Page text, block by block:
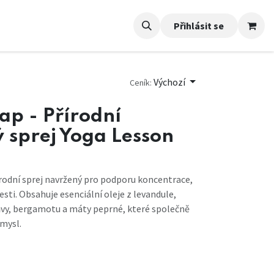
Přihlásit se
Ceník: Výchozí
- Přírodní
Yoga Lesson
sprej navržený pro podporu koncentrace,
Obsahuje esenciální oleje z levandule,
bergamotu a máty peprné, které společně